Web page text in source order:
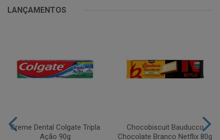
LANÇAMENTOS
Creme Dental Colgate Tripla
Ação 90g
Chocobiscuit Bauducco
Chocolate Branco Netflix 80g